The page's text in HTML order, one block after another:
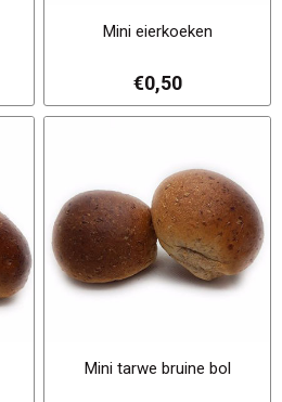
Mini eierkoeken
€0,50
Mini tarwe bruine bol